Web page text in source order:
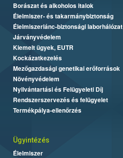
Borászat és alkoholos italok
Élelmiszer- és takarmánybiztonság
Élelmiszerlánc-biztonsági laborhálózat
Járványvédelem
Kiemelt ügyek, EUTR
Kockázatkezelés
Mezőgazdasági genetikai erőforrások
Növényvédelem
Nyilvántartási és Felügyeleti Díj
Rendszerszervezés és felügyelet
Termékpálya-ellenőrzés
Ügyintézés
Élelmiszer